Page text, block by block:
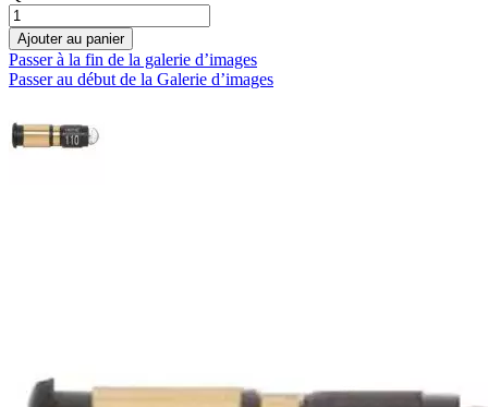
Ajouter au panier
Passer à la fin de la galerie d’images
Passer au début de la Galerie d’images